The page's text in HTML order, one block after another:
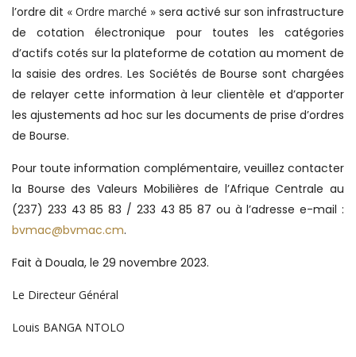
l’ordre dit « Ordre marché » sera activé sur son infrastructure
de cotation électronique pour toutes les catégories
d’actifs cotés sur la plateforme de cotation au moment de
la saisie des ordres. Les Sociétés de Bourse sont chargées
de relayer cette information à leur clientèle et d’apporter
les ajustements ad hoc sur les documents de prise d’ordres
de Bourse.
Pour toute information complémentaire, veuillez contacter
la Bourse des Valeurs Mobilières de l’Afrique Centrale au
(237) 233 43 85 83 / 233 43 85 87 ou à l’adresse e-mail :
bvmac@bvmac.cm.
Fait à Douala, le 29 novembre 2023.
Le Directeur Général
Louis BANGA NTOLO